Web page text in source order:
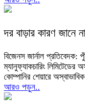
দর বাড়ার কারণ জানে
বিজেনস জার্নাল প্রতিবেদক:
ম্যানুফ্যাকচারিং লিমিটেডের
কোম্পানির শেয়ারে
আরও পড়ুন..